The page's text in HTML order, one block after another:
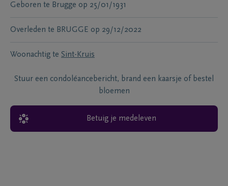
Geboren te Brugge op 25/01/1931
Overleden te BRUGGE op 29/12/2022
Woonachtig te Sint-Kruis
Stuur een condoléancebericht, brand een kaarsje of bestel
bloemen
Betuig je medeleven